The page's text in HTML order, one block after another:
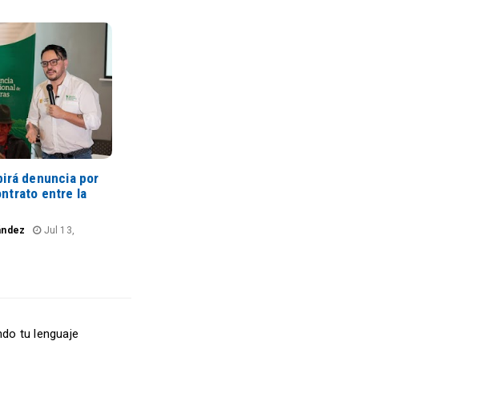
denuncia por
entre la
Jul 13,
tu lenguaje